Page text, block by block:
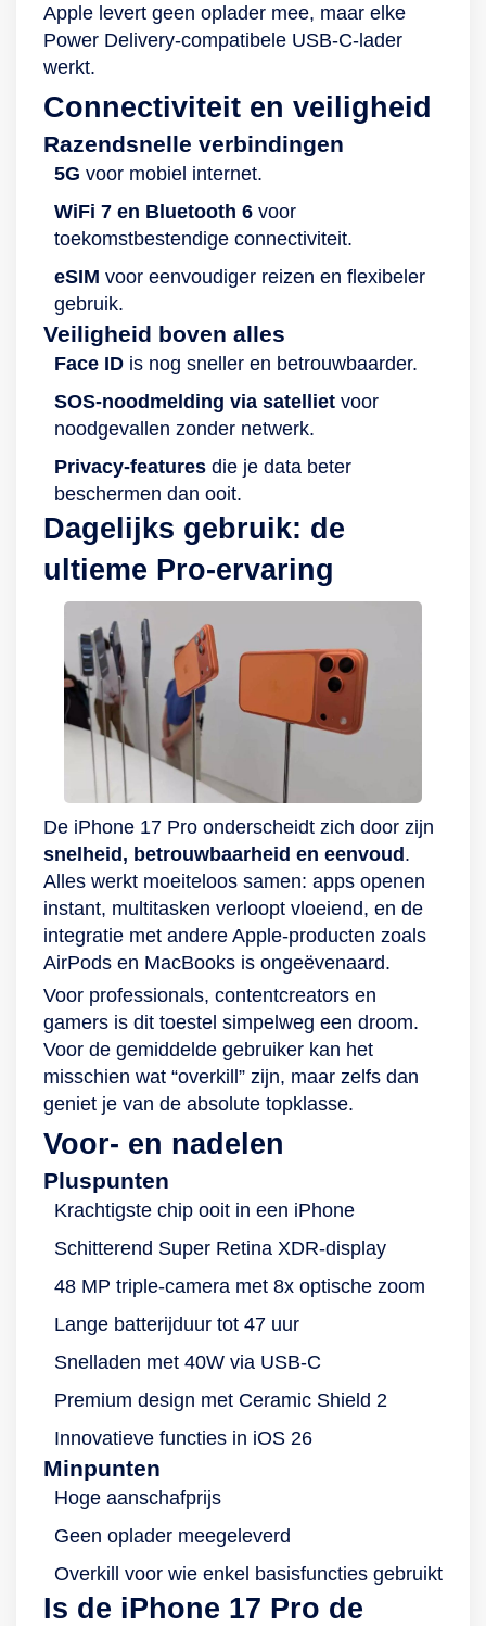
Apple levert geen oplader mee, maar elke
Power Delivery-compatibele USB-C-lader
werkt.
Connectiviteit en veiligheid
Razendsnelle verbindingen
5G voor mobiel internet.
WiFi 7 en Bluetooth 6 voor
toekomstbestendige connectiviteit.
eSIM voor eenvoudiger reizen en flexibeler
gebruik.
Veiligheid boven alles
Face ID is nog sneller en betrouwbaarder.
SOS-noodmelding via satelliet voor
noodgevallen zonder netwerk.
Privacy-features die je data beter
beschermen dan ooit.
Dagelijks gebruik: de
ultieme Pro-ervaring
De iPhone 17 Pro onderscheidt zich door zijn
snelheid, betrouwbaarheid en eenvoud.
Alles werkt moeiteloos samen: apps openen
instant, multitasken verloopt vloeiend, en de
integratie met andere Apple-producten zoals
AirPods en MacBooks is ongeëvenaard.
Voor professionals, contentcreators en
gamers is dit toestel simpelweg een droom.
Voor de gemiddelde gebruiker kan het
misschien wat “overkill” zijn, maar zelfs dan
geniet je van de absolute topklasse.
Voor- en nadelen
Pluspunten
Krachtigste chip ooit in een iPhone
Schitterend Super Retina XDR-display
48 MP triple-camera met 8x optische zoom
Lange batterijduur tot 47 uur
Snelladen met 40W via USB-C
Premium design met Ceramic Shield 2
Innovatieve functies in iOS 26
Minpunten
Hoge aanschafprijs
Geen oplader meegeleverd
Overkill voor wie enkel basisfuncties gebruikt
Is de iPhone 17 Pro de